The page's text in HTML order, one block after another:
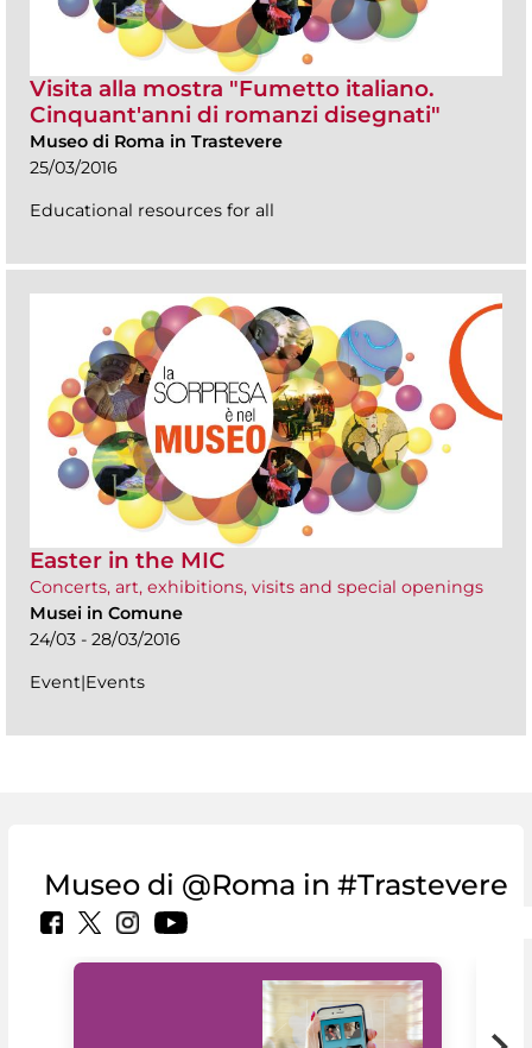
Visita alla mostra "Fumetto italiano.
Cinquant'anni di romanzi disegnati"
Museo di Roma in Trastevere
25/03/2016
Educational resources for all
Easter in the MIC
Concerts, art, exhibitions, visits and special openings
Musei in Comune
24/03 - 28/03/2016
Event|Events
Museo di @Roma in #Trastevere